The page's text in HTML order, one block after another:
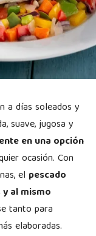
a días soleados y
suave, jugosa y
en una opción
ocasión. Con
el pescado
al mismo
tanto para
elaboradas.